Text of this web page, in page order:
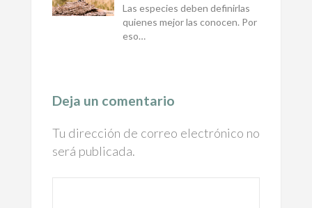
Las especies deben definirlas
quienes mejor las conocen. Por
eso…
Deja un comentario
Tu dirección de correo electrónico no
será publicada.